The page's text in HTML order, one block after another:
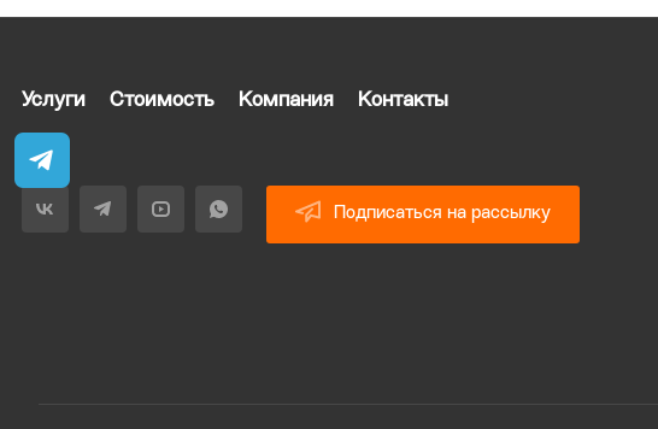
Услуги Стоимость Компания Контакты
Подписаться на рассылку